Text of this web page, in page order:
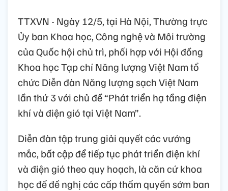
TTXVN - Ngày 12/5, tại Hà Nội, Thường trực
Ủy ban Khoa học, Công nghệ và Môi trường
của Quốc hội chủ trì, phối hợp với Hội đồng
Khoa học Tạp chí Năng lượng Việt Nam tổ
chức Diễn đàn Năng lượng sạch Việt Nam
lần thứ 3 với chủ đề “Phát triển hạ tầng điện
khí và điện gió tại Việt Nam”.
Diễn đàn tập trung giải quyết các vướng
mắc, bất cập để tiếp tục phát triển điện khí
và điện gió theo quy hoạch, là căn cứ khoa
học để đề nghị các cấp thẩm quyền sớm ban